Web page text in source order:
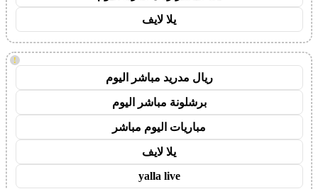
يلا لايف
!
ريال مدريد مباشر اليوم
برشلونة مباشر اليوم
مباريات اليوم مباشر
يلا لايف
yalla live